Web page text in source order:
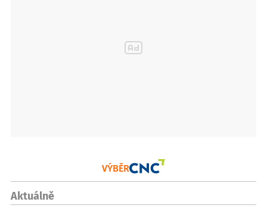
VÝBĚR
Aktuálně